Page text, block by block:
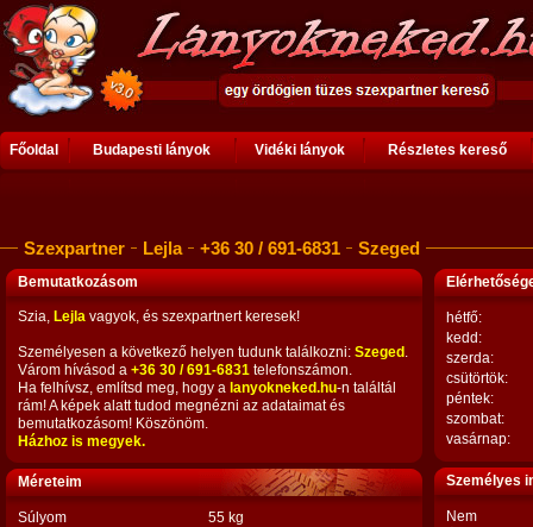
Főoldal Budapesti lányok Vidéki lányok Részletes kereső
Szexpartner Lejla +36 30 / 691-6831 Szeged
Bemutatkozásom
Szia, Lejla vagyok, és szexpartnert keresek!
Személyesen a következő helyen tudunk találkozni: Szeged .
Várom hívásod a +36 30 / 691-6831 telefonszámon.
Ha felhívsz, említsd meg, hogy a lanyokneked.hu-n találtál
rám! A képek alatt tudod megnézni az adataimat és
bemutatkozásom! Köszönöm.
Házhoz is megyek.
Méreteim
Súlyom
55 kg
hétfő:
kedd:
szerda:
csütörtök:
péntek:
szombat:
vasárnap:
Személyes
Nem